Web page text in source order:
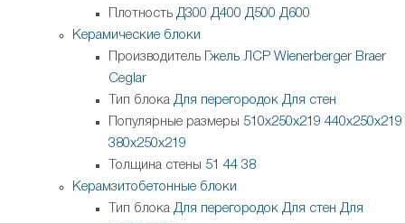
Плотность Д300 Д400 Д500 Д600
Керамические блоки
Производитель
Гжель ЛСР Wienerberger Braer
Ceglar
Тип блока Для перегородок Для стен
Популярные размеры 510х250х219 440х250х219
380х250х219
Толщина стены 51 44 38
Керамзитобетонные блоки
Тип блока Для перегородок Для стен Для